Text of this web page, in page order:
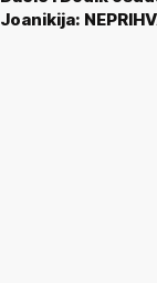
Joanikija: